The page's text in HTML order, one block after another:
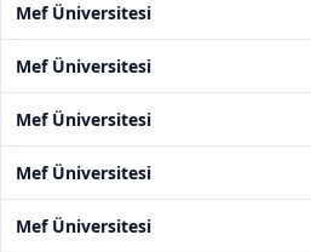
Mef Üniversitesi
Mef Üniversitesi
Mef Üniversitesi
Mef Üniversitesi
Mef Üniversitesi